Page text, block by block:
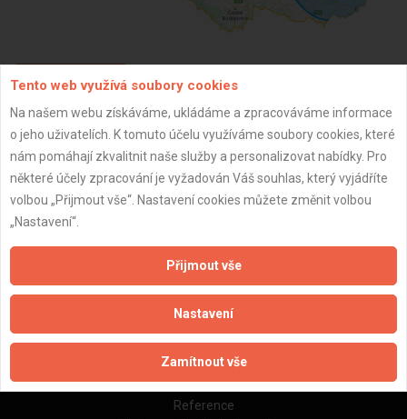
ZPĚT
Aktualizováno z portálu ARES dne 02.01.2024 03:00:15
Důležité informace
Naše firmy a řemeslníci
Zpracování a ochrana osobních údajů
Zásady pro používání souborů cookie
Obchodní podmínky (zprostředkování)
Obchodní podmínky (rozpočtování)
Reference
Tento web využívá soubory cookies
Na našem webu získáváme, ukládáme a zpracováváme informace
o jeho uživatelích. K tomuto účelu využíváme soubory cookies, které
nám pomáhají zkvalitnit naše služby a personalizovat nabídky. Pro
některé účely zpracování je vyžadován Váš souhlas, který vyjádříte
volbou „Přijmout vše“. Nastavení cookies můžete změnit volbou
„Nastavení“.
Přijmout vše
Nastavení
Zamítnout vše